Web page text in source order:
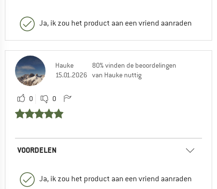
Ja, ik zou het product aan een vriend aanraden
Hauke
15.01.2026
80% vinden de beoordelingen
van Hauke nuttig
0 0
VOORDELEN
Ja, ik zou het product aan een vriend aanraden